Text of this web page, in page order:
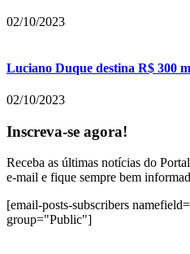
02/10/2023
Luciano Duque destina R$ 300
02/10/2023
Inscreva-se agora!
Receba as últimas notícias do
e-mail e fique sempre bem
[email-posts-subscribers
group="Public"]